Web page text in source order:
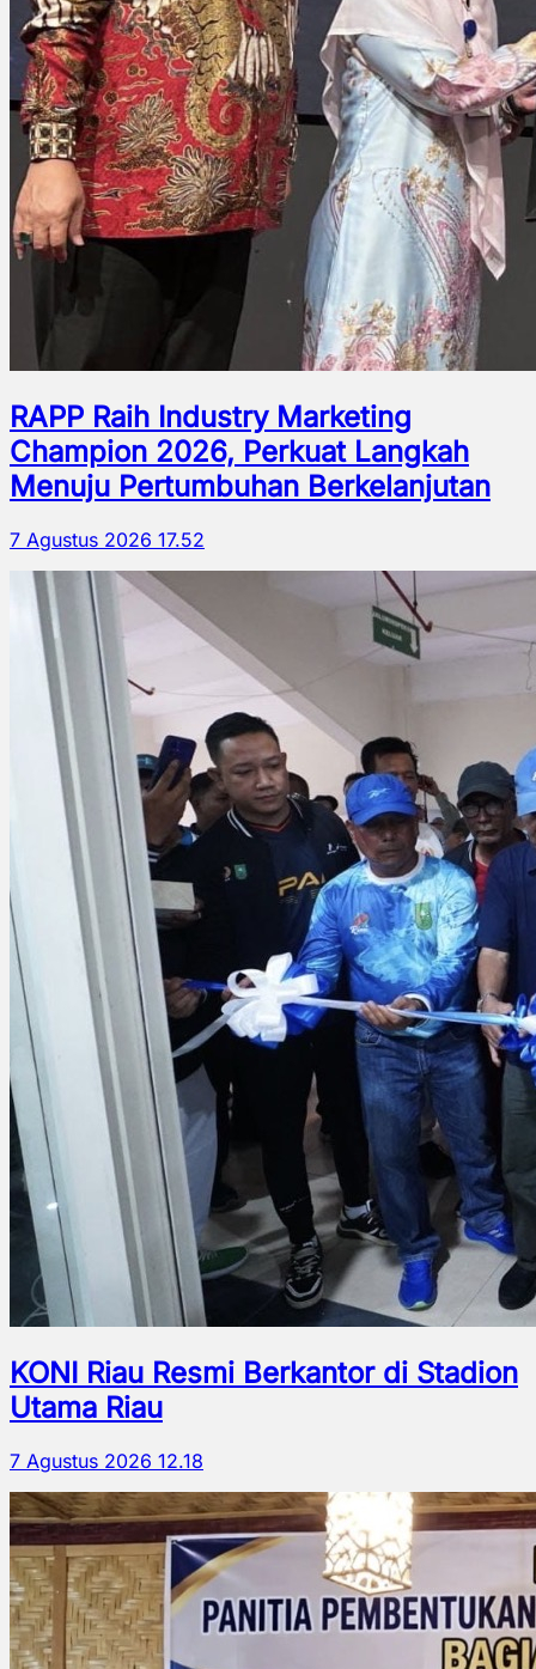
RAPP Raih Industry Marketing
Champion 2026, Perkuat Langkah
Menuju Pertumbuhan Berkelanjutan
7 Agustus 2026 17.52
KONI Riau Resmi Berkantor di Stadion
Utama Riau
7 Agustus 2026 12.18